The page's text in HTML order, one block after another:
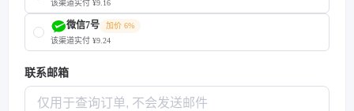
该渠道实付 ¥9.16
微信7号
加价 6%
该渠道实付 ¥9.24
联系邮箱